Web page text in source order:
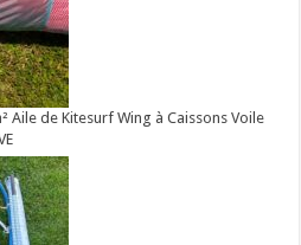
Aile de Kitesurf Wing à Caissons Voile